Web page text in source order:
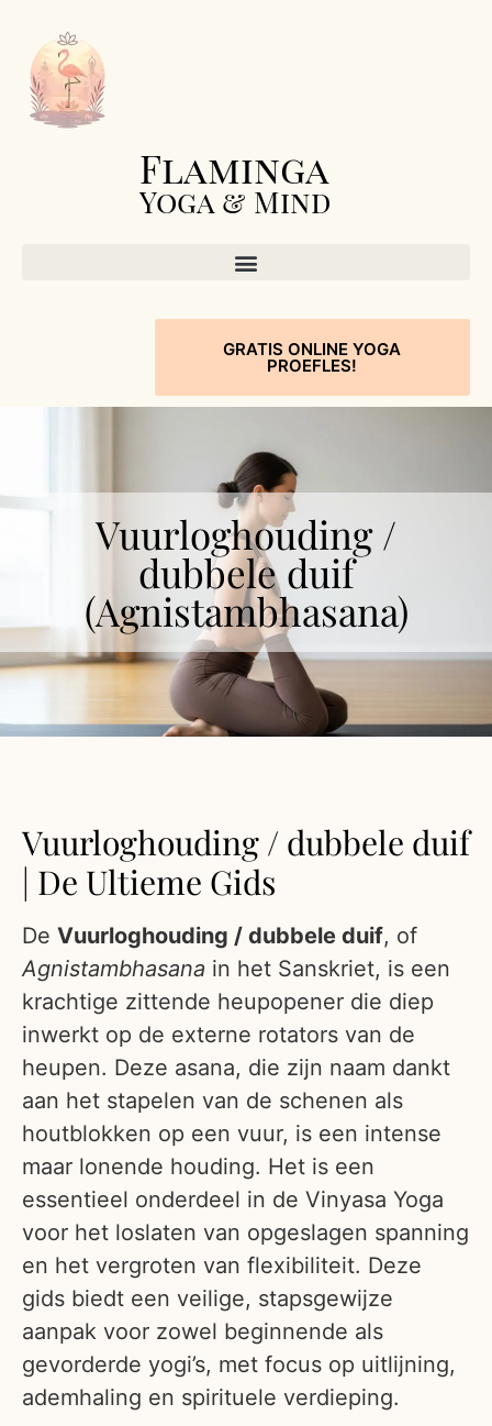
Flaminga
Yoga & Mind
GRATIS ONLINE YOGA
PROEFLES!
Vuurloghouding /
dubbele duif
(Agnistambhasana)
Vuurloghouding / dubbele duif
| De Ultieme Gids
De Vuurloghouding / dubbele duif, of
Agnistambhasana in het Sanskriet, is een
krachtige zittende heupopener die diep
inwerkt op de externe rotators van de
heupen. Deze asana, die zijn naam dankt
aan het stapelen van de schenen als
houtblokken op een vuur, is een intense
maar lonende houding. Het is een
essentieel onderdeel in de Vinyasa Yoga
voor het loslaten van opgeslagen spanning
en het vergroten van flexibiliteit. Deze
gids biedt een veilige, stapsgewijze
aanpak voor zowel beginnende als
gevorderde yogi’s, met focus op uitlijning,
ademhaling en spirituele verdieping.